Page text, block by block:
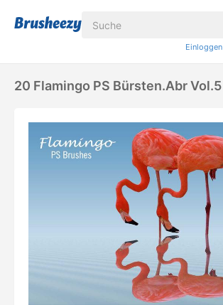
Einloggen
20 Flamingo PS Bürsten.abr Vol.5